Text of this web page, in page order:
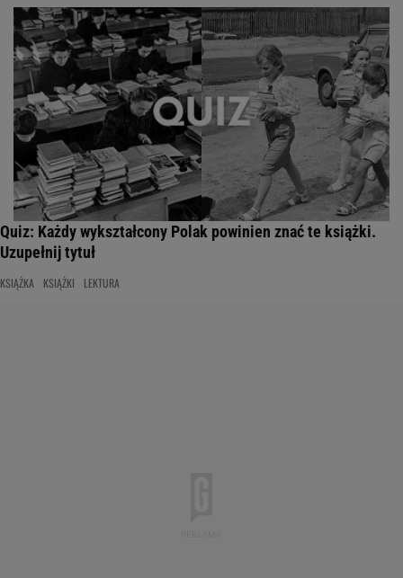
Quiz: Każdy wykształcony Polak powinien znać te książki.
Uzupełnij tytuł
KSIĄŻKA KSIĄŻKI LEKTURA